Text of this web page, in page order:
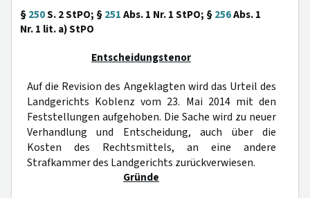
§250S. 2 StPO; §251Abs. 1 Nr. 1 StPO; §256Abs. 1
Nr. 1 lit. a) StPO
Entscheidungstenor
Auf die Revision des Angeklagten wird das Urteil des
Landgerichts Koblenz vom 23. Mai 2014 mit den
Feststellungen aufgehoben. Die Sache wird zu neuer
Verhandlung und Entscheidung, auch über die
Kosten des Rechtsmittels, an eine andere
Strafkammer des Landgerichts zurückverwiesen.
Gründe